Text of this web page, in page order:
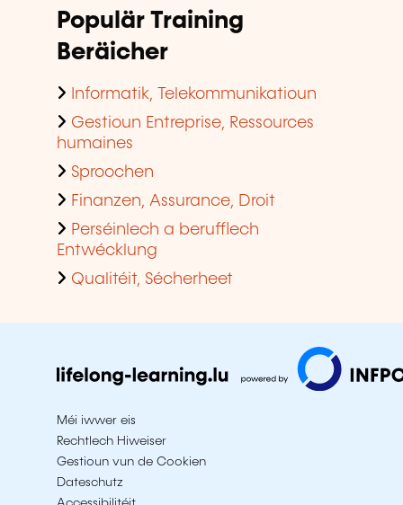
Populär Training
Beräicher
Informatik, Telekommunikatioun
Gestioun Entreprise, Ressources
humaines
Sproochen
Finanzen, Assurance, Droit
Perséinlech a berufflech
Entwécklung
Qualitéit, Sécherheet
Méi iwwer eis
Rechtlech Hiweiser
Gestioun vun de Cookien
Dateschutz